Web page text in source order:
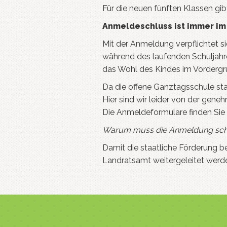
Für die neuen fünften Klassen
Anmeldeschluss ist immer im
Mit der Anmeldung verpflichtet
während des laufenden
das Wohl des Kindes im
Da die offene Ganztagsschule
Hier sind wir leider von der
Die Anmeldeformulare finden Sie
Warum muss die Anmeldung
Damit die staatliche Förderung
Landratsamt weitergeleitet